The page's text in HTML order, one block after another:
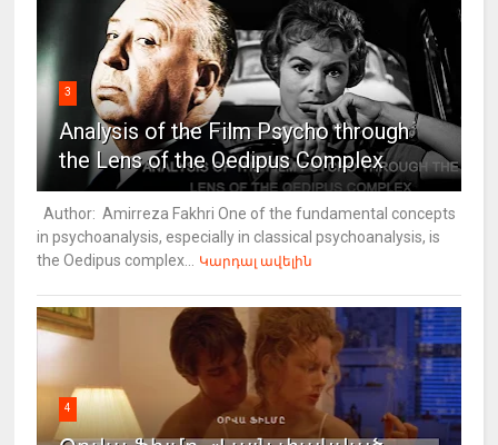
3
Analysis of the Film Psycho through
the Lens of the Oedipus Complex
Author: Amirreza Fakhri One of the fundamental concepts
in psychoanalysis, especially in classical psychoanalysis, is
the Oedipus complex...
Կարդալ ավելին
4